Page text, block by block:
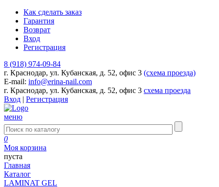
Как сделать заказ
Гарантия
Возврат
Вход
Регистрация
8 (918) 974-09-84
г. Краснодар, ул. Кубанская, д. 52, офис 3 (схема проезда)
E-mail: info@erina-nail.com
г. Краснодар, ул. Кубанская, д. 52, офис 3 схема проезда
Вход | Регистрация
меню
0
Моя корзина
пуста
Главная
Каталог
LAMINAT GEL